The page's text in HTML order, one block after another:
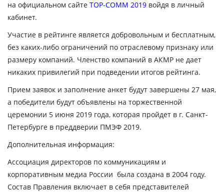
на официальном сайте TOP-COMM 2019 войдя в личный
кабинет.
Участие в рейтинге является добровольным и бесплатным,
без каких-либо ограничений по отраслевому признаку или
размеру компаний. Членство компаний в АКМР не дает
никаких привилегий при подведении итогов рейтинга.
Прием заявок и заполнение анкет будут завершены 27 мая,
а победители будут объявлены на торжественной
церемонии 5 июня 2019 года, которая пройдет в г. Санкт-
Петербурге в преддверии ПМЭФ 2019.
Дополнительная информация:
Ассоциация директоров по коммуникациям и
корпоративным медиа России была создана в 2004 году.
Состав Правления включает в себя представителей